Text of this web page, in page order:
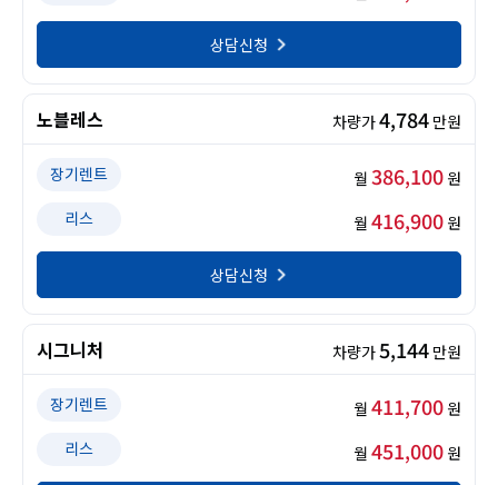
상담신청
노블레스 차량가4,784 만원
장기렌트 월 386,100 원
리스
월 416,900 원
상담신청
시그니처 차량가5,144 만원
장기렌트 월 411,700 원
리스
월 451,000 원